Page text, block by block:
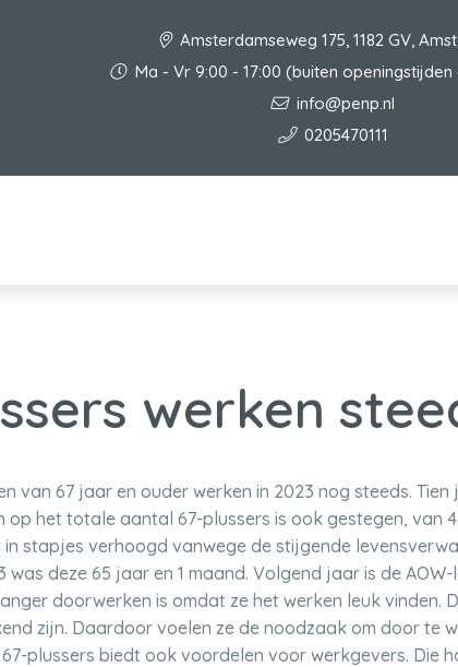
Amsterdamseweg 175, 1182 GV,
Ma - Vr 9:00 - 17:00 (buiten
info@penp.nl
0205470111
werken
van 67 jaar en ouder werken in 2023 nog steeds.
op het totale aantal 67-plussers is ook gestegen, van
stapjes verhoogd vanwege de stijgende
was deze 65 jaar en 1 maand. Volgend jaar is de
doorwerken is omdat ze het werken leuk vinden.
zijn. Daardoor voelen ze de noodzaak om door te
plussers biedt ook voordelen voor werkgevers. Die